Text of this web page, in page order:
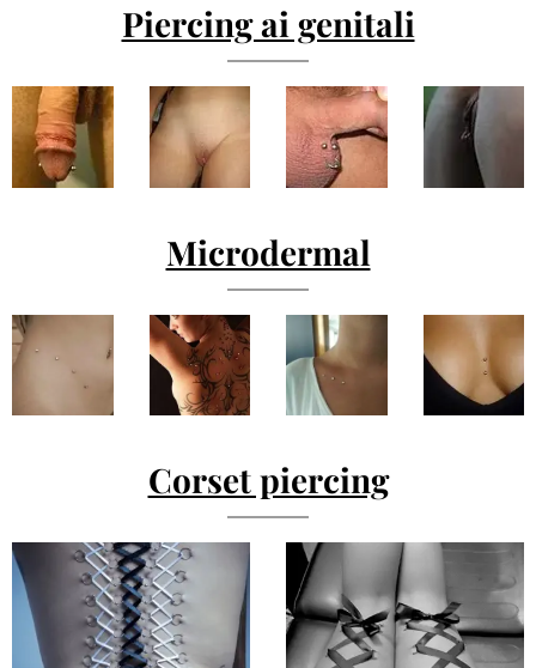
Piercing ai genitali
Microdermal
Corset piercing